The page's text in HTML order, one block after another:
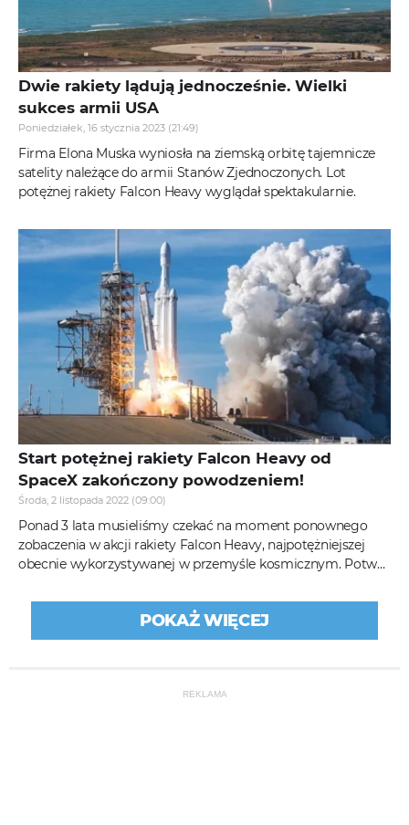
Dwie rakiety lądują jednocześnie. Wielki
sukces armii USA
Poniedziałek, 16 stycznia 2023 (21:49)
Firma Elona Muska wyniosła na ziemską orbitę tajemnicze
satelity należące do armii Stanów Zjednoczonych. Lot
potężnej rakiety Falcon Heavy wyglądał spektakularnie.
Start potężnej rakiety Falcon Heavy od
SpaceX zakończony powodzeniem!
Środa, 2 listopada 2022 (09:00)
Ponad 3 lata musieliśmy czekać na moment ponownego
zobaczenia w akcji rakiety Falcon Heavy, najpotężniejszej
obecnie wykorzystywanej w przemyśle kosmicznym. Potwór
POKAŻ WIĘCEJ
REKLAMA